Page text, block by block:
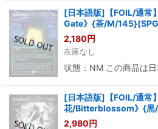
[日本語版]【FOIL/通常
Gate》{茶/M/
2,180円
在庫なし
状態：NM この商品は日
[日本語版]【FOIL/通常
花/Bitterblossom》{黒
2,980円